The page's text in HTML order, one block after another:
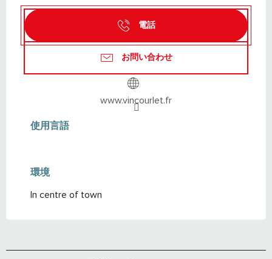
電話
お問い合わせ
www.vincourlet.fr
使用言語
使用言語
環境
環境
In centre of town